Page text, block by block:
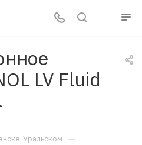
LV Fluid
Уральском —